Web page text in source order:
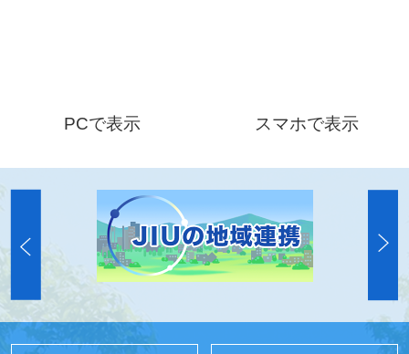
PCで表示 スマホで表示